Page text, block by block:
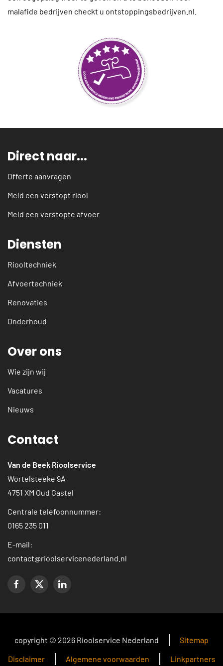
malafide bedrijven checkt u ontstoppingsbedrijven.nl.
Direct naar...
Offerte aanvragen
Meld een verstopt riool
Meld een verstopte afvoer
Diensten
Riooltechniek
Afvoertechniek
Renovaties
Onderhoud
Over ons
Wie zijn wij
Vacatures
Nieuws
Contact
Van de Beek Rioolservice
Wortelsteeke 9A
4751 XM Oud Gastel
Centrale telefoonnummer:
0165 235 011
E-mail:
contact@rioolservicenederland.nl
copyright © 2026 Rioolservice Nederland
Sitemap
Disclaimer
Algemene voorwaarden Linkpartners